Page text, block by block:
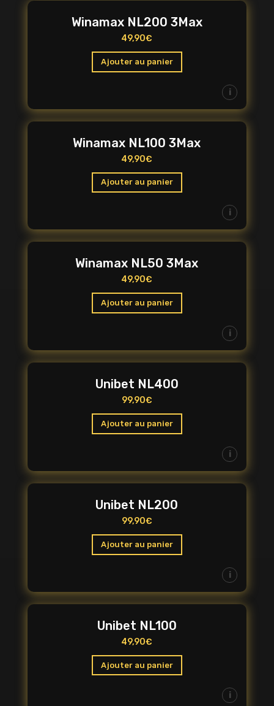
Winamax NL200 3Max
49,90€
Ajouter au panier
i
Winamax NL100 3Max
49,90€
Ajouter au panier
i
Winamax NL50 3Max
49,90€
Ajouter au panier
i
Unibet NL400
99,90€
Ajouter au panier
i
Unibet NL200
99,90€
Ajouter au panier
i
Unibet NL100
49,90€
Ajouter au panier
i